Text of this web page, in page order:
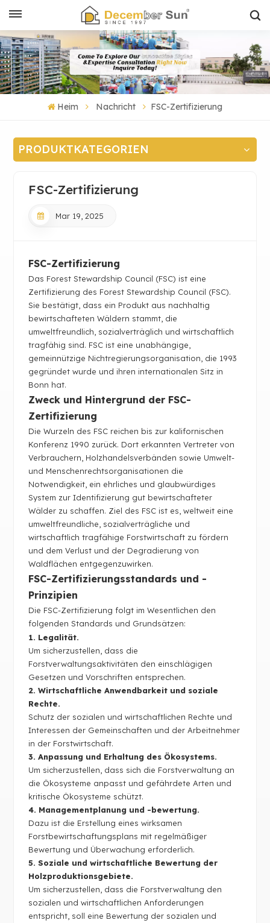
Heim Nachricht FSC-Zertifizierung
PRODUKTKATEGORIEN
FSC-Zertifizierung
Mar 19, 2025
FSC-Zertifizierung
Das Forest Stewardship Council (FSC) ist eine
Zertifizierung des Forest Stewardship Council (FSC).
Sie bestätigt, dass ein Produkt aus nachhaltig
bewirtschafteten Wäldern stammt, die
umweltfreundlich, sozialverträglich und wirtschaftlich
tragfähig sind. FSC ist eine unabhängige,
gemeinnützige Nichtregierungsorganisation, die 1993
gegründet wurde und ihren internationalen Sitz in
Bonn hat.
Zweck und Hintergrund der FSC-
Zertifizierung
Die Wurzeln des FSC reichen bis zur kalifornischen
Konferenz 1990 zurück. Dort erkannten Vertreter von
Verbrauchern, Holzhandelsverbänden sowie Umwelt-
und Menschenrechtsorganisationen die
Notwendigkeit, ein ehrliches und glaubwürdiges
System zur Identifizierung gut bewirtschafteter
Wälder zu schaffen. Ziel des FSC ist es, weltweit eine
umweltfreundliche, sozialverträgliche und
wirtschaftlich tragfähige Forstwirtschaft zu fördern
und dem Verlust und der Degradierung von
Waldflächen entgegenzuwirken.
FSC-Zertifizierungsstandards und -
Prinzipien
Die FSC-Zertifizierung folgt im Wesentlichen den
folgenden Standards und Grundsätzen:
1. Legalität.
Um sicherzustellen, dass die
Forstverwaltungsaktivitäten den einschlägigen
Gesetzen und Vorschriften entsprechen.
2. Wirtschaftliche Anwendbarkeit und soziale
Rechte.
Schutz der sozialen und wirtschaftlichen Rechte und
Interessen der Gemeinschaften und der Arbeitnehmer
in der Forstwirtschaft.
3. Anpassung und Erhaltung des Ökosystems.
Um sicherzustellen, dass sich die Forstverwaltung an
die Ökosysteme anpasst und gefährdete Arten und
kritische Ökosysteme schützt.
4. Managementplanung und -bewertung.
Dazu ist die Erstellung eines wirksamen
Forstbewirtschaftungsplans mit regelmäßiger
Bewertung und Überwachung erforderlich.
5. Soziale und wirtschaftliche Bewertung der
Holzproduktionsgebiete.
Um sicherzustellen, dass die Forstverwaltung den
sozialen und wirtschaftlichen Anforderungen
entspricht, soll eine Bewertung der sozialen und